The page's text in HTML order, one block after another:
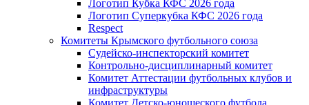
Логотип Кубка КФС 2026 года
Логотип Суперкубка КФС 2026 года
Respect
Комитеты Крымского футбольного союза
Судейско-инспекторский комитет
Контрольно-дисциплинарный комитет
Комитет Аттестации футбольных клубов и
инфраструктуры
Комитет Детско-юношеского футбола